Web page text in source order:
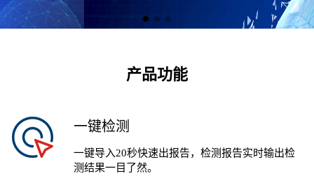
产品功能
一键检测
一键导入20秒快速出报告，检测报告实时输出检
测结果一目了然。